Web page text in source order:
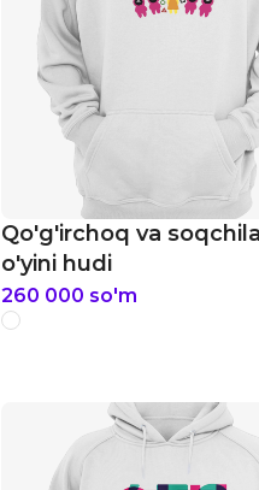
Qo'g'irchoq va
o'yini hudi
260 000 so'm